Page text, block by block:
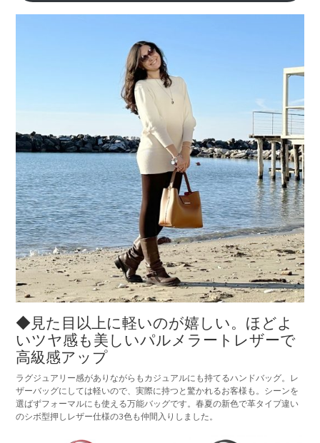
◆見た目以上に軽いのが嬉しい。ほどよ
いツヤ感も美しいパルメラートレザーで
高級感アップ
ラグジュアリー感がありながらもカジュアルにも持てるハンドバッグ。レ
ザーバッグにしては軽いので、実際に持つと驚かれるお客様も。シーンを
選ばずフォーマルにも使える万能バッグです。春夏の新色で革タイプ違い
のシボ型押しレザー仕様の3色も仲間入りしました。